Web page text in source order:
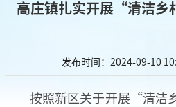
高庄镇扎实开展“清洁
发布时间：2024-09-10
按照新区关于开展“清洁